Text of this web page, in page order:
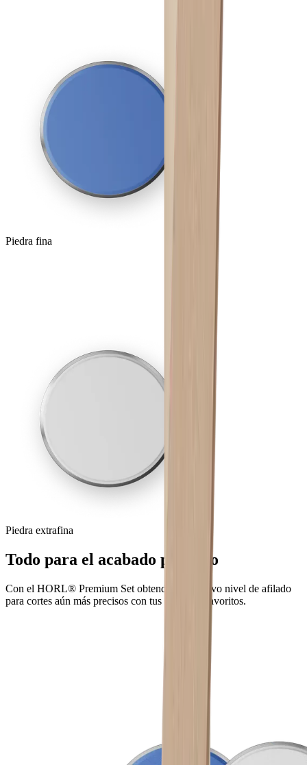
Piedra fina
Piedra extrafina
Todo para el acabado perfecto
Con el HORL® Premium Set obtendrás un nuevo nivel de afilado
para cortes aún más precisos con tus cuchillos favoritos.